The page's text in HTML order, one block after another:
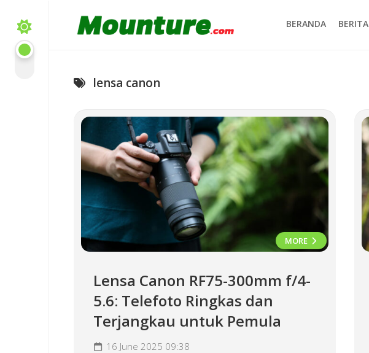
content
BERANDA BERITA
lensa canon
MORE
Lensa Canon RF75-300mm f/4-
5.6: Telefoto Ringkas dan
Terjangkau untuk Pemula
16 June 2025 09:38